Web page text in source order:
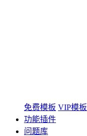
免费模板 VIP模板
功能插件
问题库